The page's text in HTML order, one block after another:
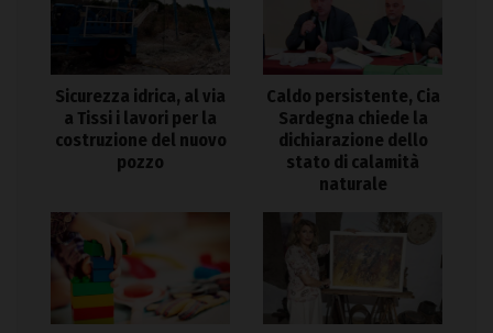
Sicurezza idrica, al via
a Tissi i lavori per la
costruzione del nuovo
pozzo
Caldo persistente, Cia
Sardegna chiede la
dichiarazione dello
stato di calamità
naturale